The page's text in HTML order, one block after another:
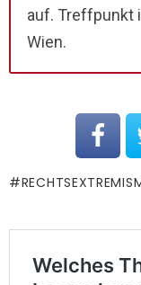
auf. Treffpunkt
Wien.